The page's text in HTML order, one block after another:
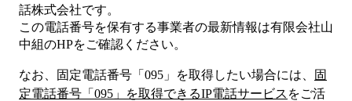
話株式会社です。
この電話番号を保有する事業者の最新情報は有限会社山
中組のHPをご確認ください。
なお、固定電話番号「 095 」を取得したい場合には、
固
定電話番号「 095 」を取得できるIP電話サービス をご活